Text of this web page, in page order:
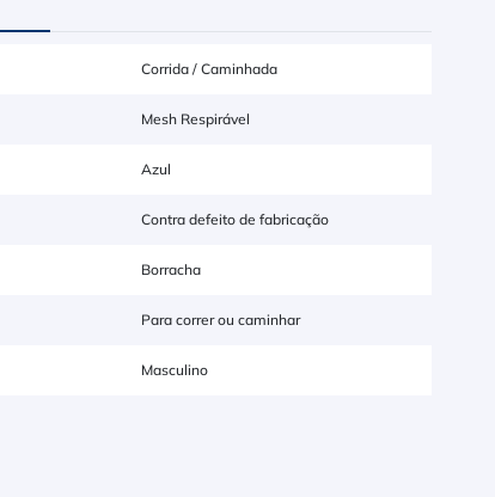
Corrida / Caminhada
Mesh Respirável
Azul
Contra defeito de fabricação
Borracha
Para correr ou caminhar
Masculino